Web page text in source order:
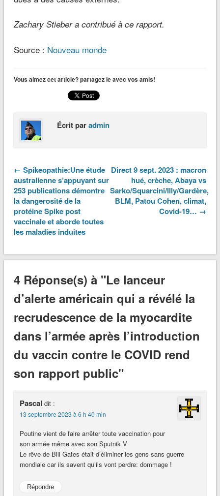
Zachary Stieber a contribué à ce rapport.
Source : Nouveau monde
Vous aimez cet article? partagez le avec vos amis!
Écrit paradmin
← Spikeopathie:Une étude
australienne s’appuyant sur
253 publications démontre
la dangerosité de la
protéine Spike post
vaccinale et aborde toutes
les maladies induites
Direct 9 sept. 2023 : macron
hué, crèche, Abaya vs
Sarko/Squarcini/Illy/Gardère,
BLM, Patou Cohen, climat,
Covid-19… →
4 Réponse(s) à "Le lanceur
d’alerte américain qui a révélé la
recrudescence de la myocardite
dans l’armée après l’introduction
du vaccin contre le COVID rend
son rapport public"
Pascal dit :
13 septembre 2023 à 6 h 40 min
Poutine vient de faire arrêter toute vaccination pour
son armée même avec son Sputnik V
Le rêve de Bill Gates était d’éliminer les gens sans guerre
mondiale car ils savent qu’ils vont perdre: dommage !
Répondre